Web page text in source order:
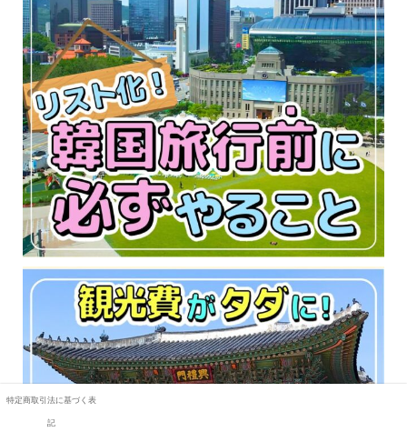
特定商取引法に基づく表
記